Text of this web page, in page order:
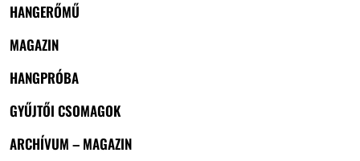
HANGERŐMŰ
MAGAZIN
HANGPRÓBA
GYŰJTŐI CSOMAGOK
ARCHÍVUM – MAGAZIN